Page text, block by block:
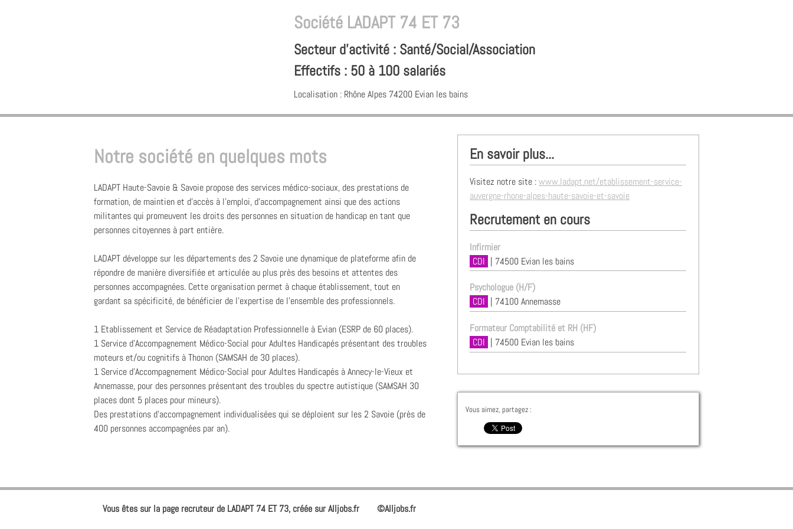
Société LADAPT 74 ET 73
Secteur d'activité : Santé/Social/Association
Effectifs : 50 à 100 salariés
Localisation : Rhône Alpes 74200 Evian les bains
Notre société en quelques mots
LADAPT Haute-Savoie & Savoie propose des services médico-sociaux, des prestations de
formation, de maintien et d'accès à l'emploi, d'accompagnement ainsi que des actions
militantes qui promeuvent les droits des personnes en situation de handicap en tant que
personnes citoyennes à part entière.
LADAPT développe sur les départements des 2 Savoie une dynamique de plateforme afin de
répondre de manière diversifiée et articulée au plus près des besoins et attentes des
personnes accompagnées. Cette organisation permet à chaque établissement, tout en
gardant sa spécificité, de bénéficier de l'expertise de l'ensemble des professionnels.
1 Etablissement et Service de Réadaptation Professionnelle à Evian (ESRP de 60 places).
1 Service d'Accompagnement Médico-Social pour Adultes Handicapés présentant des troubles
moteurs et/ou cognitifs à Thonon (SAMSAH de 30 places).
1 Service d'Accompagnement Médico-Social pour Adultes Handicapés à Annecy-le-Vieux et
Annemasse, pour des personnes présentant des troubles du spectre autistique (SAMSAH 30
places dont 5 places pour mineurs).
Des prestations d'accompagnement individualisées qui se déploient sur les 2 Savoie (près de
400 personnes accompagnées par an).
En savoir plus...
Visitez notre site :www.ladapt.net/etablissement-service-
auvergne-rhone-alpes-haute-savoie-et-savoie
Recrutement en cours
Infirmier
CDI | 74500 Evian les bains
Psychologue (H/F)
CDI | 74100 Annemasse
Formateur Comptabilité et RH (HF)
CDI | 74500 Evian les bains
Vous aimez, partagez :
Vous êtes sur la page recruteur de LADAPT 74 ET 73, créée sur Alljobs.fr ©Alljobs.fr